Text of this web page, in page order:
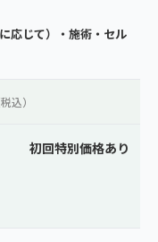
応じて）・施術・セル
込）
初回特別価格あり